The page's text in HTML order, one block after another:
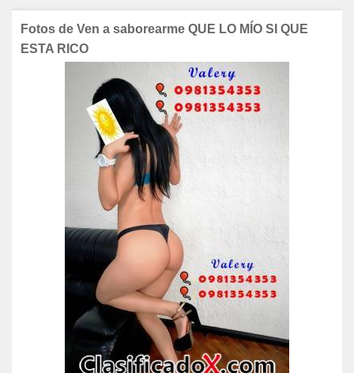
Fotos de Ven a saborearme QUE LO MÍO SI QUE
ESTA RICO